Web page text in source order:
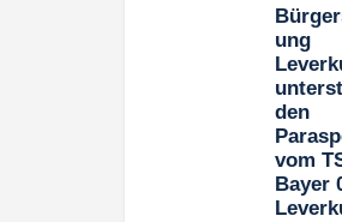
ung
den
vom
Bayer